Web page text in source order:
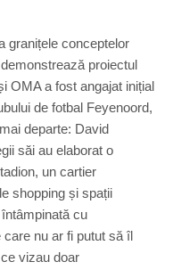
granițele conceptelor
proiectul
OMA a fost angajat inițial
de fotbal Feyenoord,
departe: David
săi au elaborat o
un cartier
shopping și spații
cu
nu ar fi putut să îl
vizau doar